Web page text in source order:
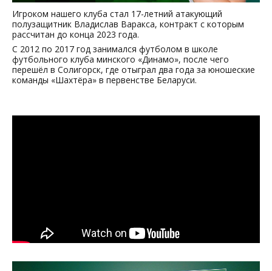
Игроком нашего клуба стал 17-летний атакующий
полузащитник Владислав Варакса, контракт с которым
рассчитан до конца 2023 года.
С 2012 по 2017 год занимался футболом в школе
футбольного клуба минского «Динамо», после чего
перешёл в Солигорск, где отыграл два года за юношеские
команды «Шахтёра» в первенстве Беларуси.